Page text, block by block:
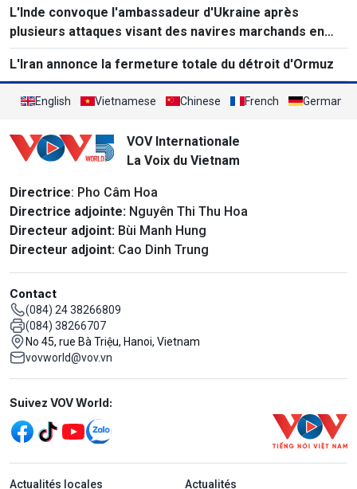
L'Inde convoque l'ambassadeur d'Ukraine après
plusieurs attaques visant des navires marchands en
mer Noire.
L'Iran annonce la fermeture totale du détroit d'Ormuz
English Vietnamese Chinese French German
VOV Internationale
La Voix du Vietnam
Directrice: Pho Câm Hoa
Directrice adjointe: Nguyên Thi Thu Hoa
Directeur adjoint: Bùi Manh Hung
Directeur adjoint: Cao Dinh Trung
Contact
(084) 24 38266809
(084) 38266707
No 45, rue Bà Triệu, Hanoi, Vietnam
vovworld@vov.vn
Mạng xã hội
Suivez VOV World:
menu footer tiếng Pháp
Actualités locales Actualités